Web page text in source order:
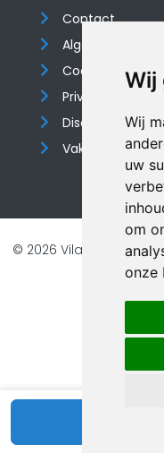
Wij
Wij
uw
om
onze
Contact
Algemene
Cookieverklaring
Disclaimer
Vakantiehuis
© 2026 Vilando
Veilig